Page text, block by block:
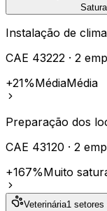
Instalação de
CAE 43222 · 2
+21%MédiaMédia
Preparação dos
CAE 43120 · 2
+167%Muito
Veterinária1 setores